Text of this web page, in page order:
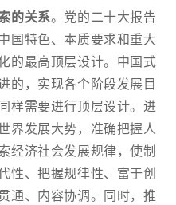
的关系。党的二十大报告
国特色、本质要求和重大
的最高顶层设计。中国式
的，实现各个阶段发展目
样需要进行顶层设计。进
界发展大势，准确把握人
经济社会发展规律，使制
性、把握规律性、富于创
通、内容协调。同时，推